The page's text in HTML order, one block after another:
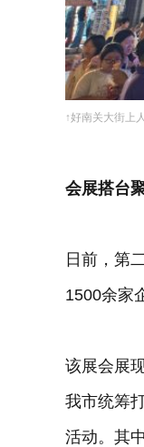
↑好南关大街上
会展搭台
日前，第
1500余家
该展会展
我市统筹
活动。其